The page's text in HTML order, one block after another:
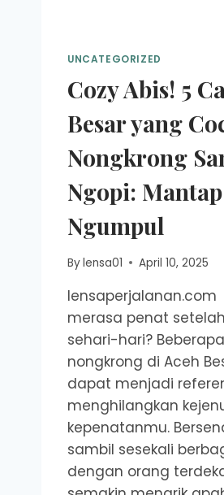
UNCATEGORIZED
Cozy Abis! 5
Besar yang
Nongkrong
Ngopi:
Ngumpul
Bylensa01 April 10, 2025
merasa penat
sehari-hari?
nongkrong di Aceh
dapat menjadi
menghilangkan
kepenatanmu.
sambil sesekali
dengan orang